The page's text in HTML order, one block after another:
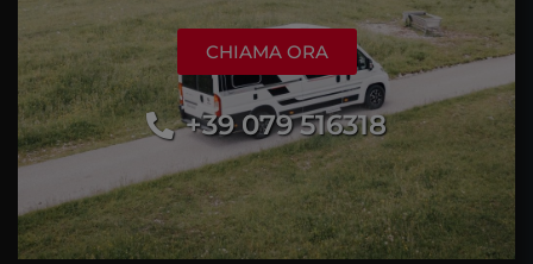
CHIAMA ORA
+39 079 516318